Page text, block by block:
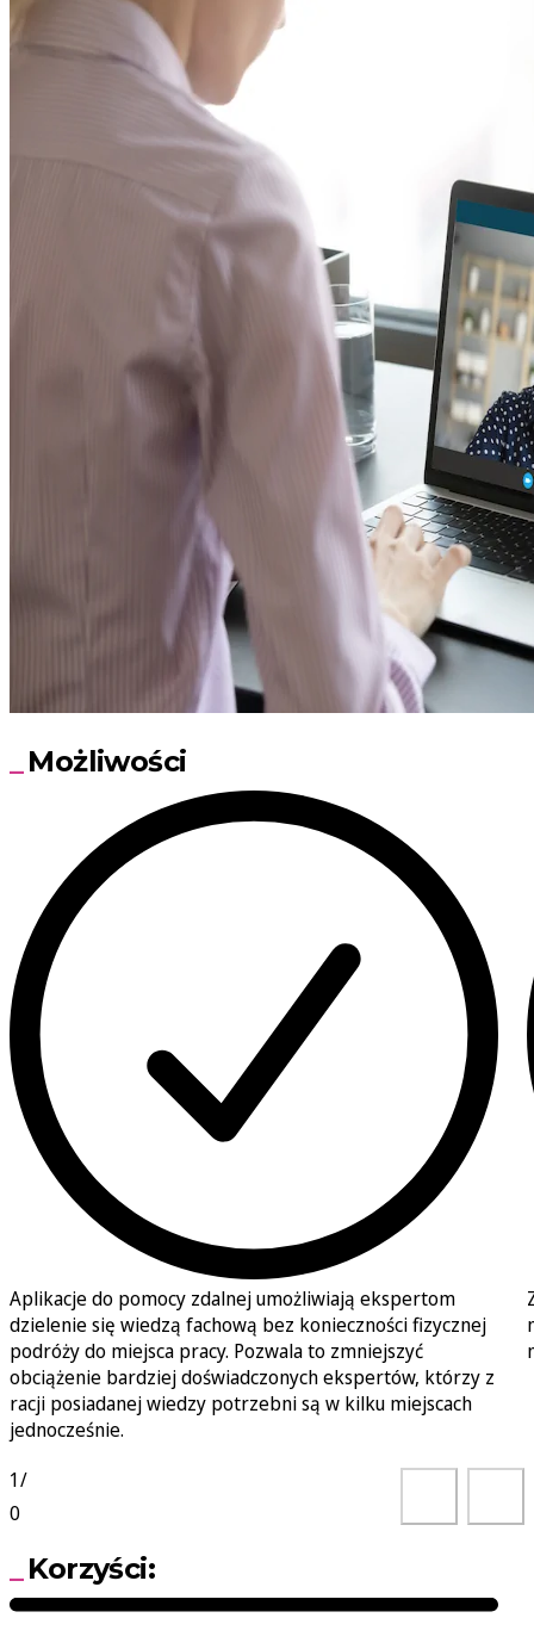
Możliwości
Aplikacje do pomocy zdalnej umożliwiają ekspertom
dzielenie się wiedzą fachową bez konieczności fizycznej
podróży do miejsca pracy. Pozwala to zmniejszyć
obciążenie bardziej doświadczonych ekspertów, którzy z
racji posiadanej wiedzy potrzebni są w kilku miejscach
jednocześnie.
1/
0
Korzyści: